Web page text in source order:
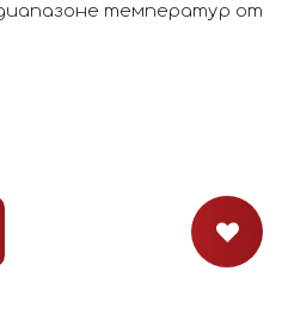
температур от